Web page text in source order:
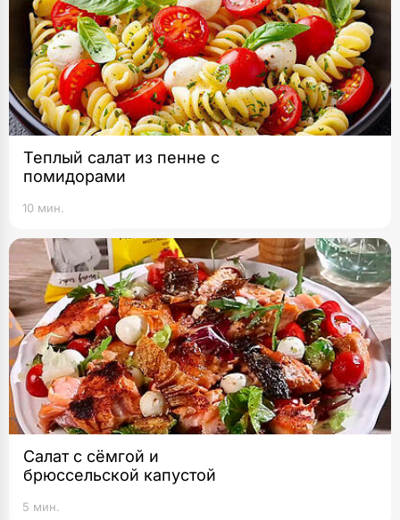
Теплый салат из пенне с
помидорами
10 мин.
Салат с сёмгой и
брюссельской капустой
5 мин.